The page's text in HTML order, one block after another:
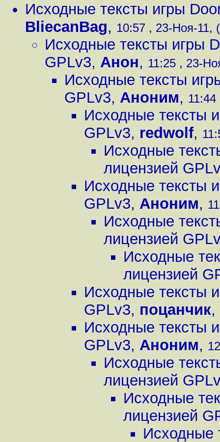
Исходные тексты игры
BliecanBag, 10:57 , 23-Ноя-11,
Исходные тексты игры
GPLv3, Анон, 11:25 , 23-
Исходные тексты
GPLv3, Аноним,
Исходные тексты
GPLv3, redwolf,
Исходные
лицензией
Исходные тексты
GPLv3, Аноним,
Исходные
лицензией
Исходные
лицензией
Исходные тексты
GPLv3, поцанчик,
Исходные тексты
GPLv3, Аноним,
Исходные
лицензией
Исходные
лицензией
Исходные